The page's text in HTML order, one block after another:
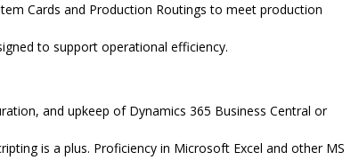
Cards and Production Routings to meet production
to support operational efficiency.
and upkeep of Dynamics 365 Business Central or
is a plus. Proficiency in Microsoft Excel and other MS